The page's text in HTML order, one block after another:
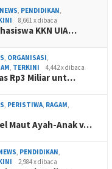
NEWS, PENDIDIKAN,
8,661 x dibaca
KKN UIA…
, ORGANISASI,
, TERKINI 4,442 x dibaca
Rp3 Miliar unt…
, PERISTIWA, RAGAM,
Maut Ayah-Anak v…
, PENDIDIKAN,
2,984 x dibaca